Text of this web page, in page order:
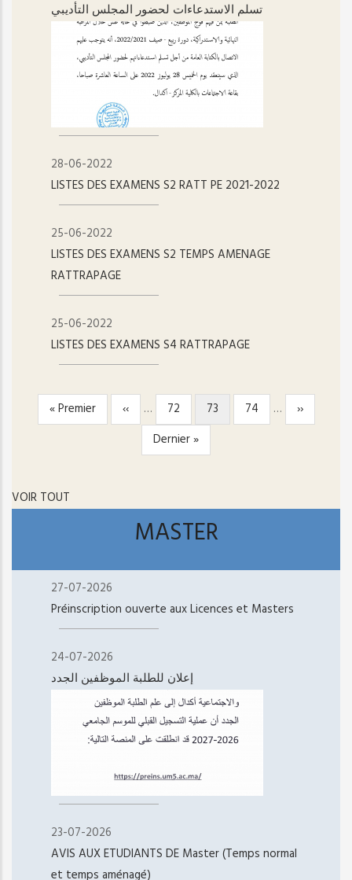
تسلم الاستدعاءات لحضور المجلس التأديبي
28-06-2022
LISTES DES EXAMENS S2 RATT PE 2021-2022
25-06-2022
LISTES DES EXAMENS S2 TEMPS AMENAGE
RATTRAPAGE
25-06-2022
LISTES DES EXAMENS S4 RATTRAPAGE
PAGINATION
Première
page
« Premier
Page
précédente
‹‹ … Page
72
Page
courante
73 Page
74 …
Page
suivante
››
Dernière
page
Dernier »
VOIR TOUT
MASTER
27-07-2026
Préinscription ouverte aux Licences et Masters
24-07-2026
إعلان للطلبة الموظفين الجدد
23-07-2026
AVIS AUX ETUDIANTS DE Master (Temps normal
et temps aménagé)